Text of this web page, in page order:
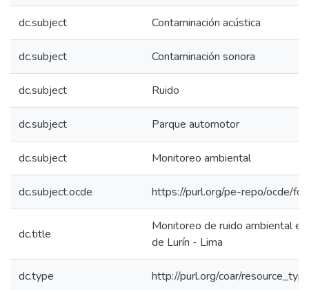
dc.subject Contaminación acústica
dc.subject Contaminación sonora
dc.subject Ruido
dc.subject Parque automotor
dc.subject Monitoreo ambiental
dc.subject.ocde https://purl.org/pe-repo/ocde/
dc.title
Monitoreo de ruido ambiental
de Lurín - Lima
dc.type http://purl.org/coar/